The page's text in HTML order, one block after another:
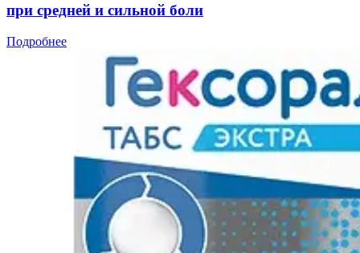
при средней и сильной боли
Подробнее